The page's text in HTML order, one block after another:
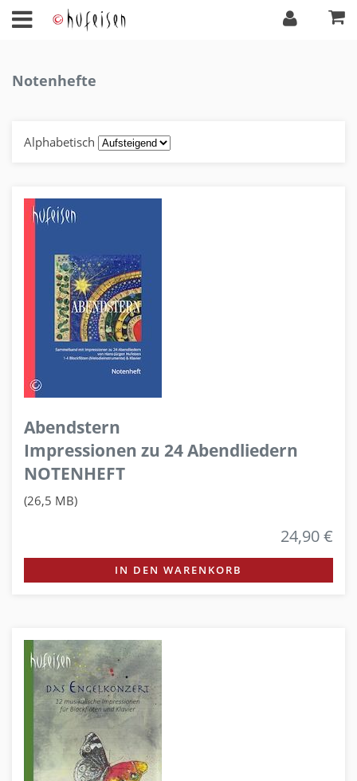
Notenhefte
Alphabetisch
Abendstern
Impressionen zu 24 Abendliedern
NOTENHEFT
(26,5 MB)
24,90 €
IN DEN WARENKORB